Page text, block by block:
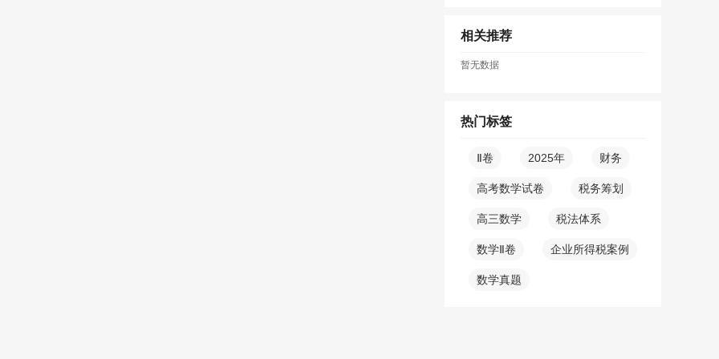
相关推荐
暂无数据
热门标签
Ⅱ卷 2025年 财务
高考数学试卷 税务筹划
高三数学 税法体系
数学Ⅱ卷 企业所得税案例
数学真题